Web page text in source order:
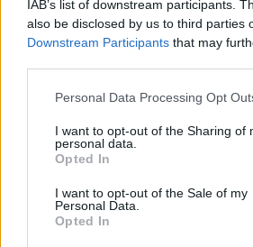
IAB’s list of downstream participants.
also be disclosed by us to third parties
Downstream Participants that may
Please note that this website/app uses
not limited to your visit or usage
grant or deny consent to Google and
use your data for below specified
consent section.
Personal Data Processing Opt
I want to opt-out of the Sharing of
personal data.
Opted In
I want to opt-out of the Sale of my
Personal Data.
Opted In
Unterstützung erwies sich auch beim
Netzwerke als unschätzbar. Weitere
Dienstleistungen der ABA finden Siehier.
Falls Sie es verpasst
neue außenpolitische Plan
Ungarn: eine Rückkehr der
österreichisch-
Netzwerke und eine lokale Präsenz sind
Ein weiterer Schlüsselfaktor ist der Aufbau
Laut Török ist der österreichische Markt sehr